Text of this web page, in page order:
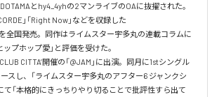
とhy4_4yhの2マンライブのOAに抜擢された。
」「Right Now」などを収録した
を全国発売。同作はライムスター宇多丸の連載コラムに
ップホップ愛」と評価を受けた。
CITTA’開催の「@JAM」に出演。同月に1stシングル
ースし、「ライムスター宇多丸のアフター6 ジャンクシ
にて「本格的にきっちりやり切ることで批評性すら出て